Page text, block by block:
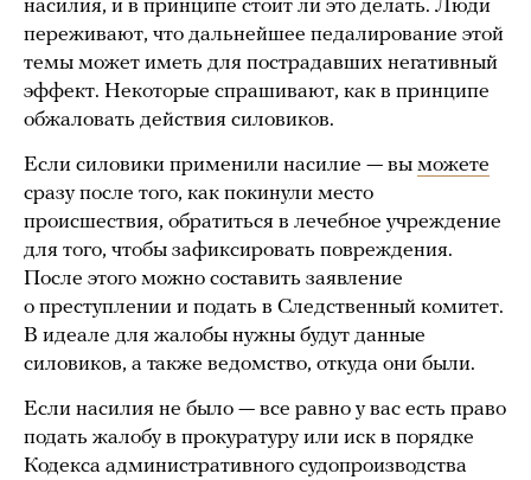
насилия, и в принципе стоит ли это делать. Люди
переживают, что дальнейшее педалирование этой
темы может иметь для пострадавших негативный
эффект. Некоторые спрашивают, как в принципе
обжаловать действия силовиков.
Если силовики применили насилие — вы можете
сразу после того, как покинули место
происшествия, обратиться в лечебное учреждение
для того, чтобы зафиксировать повреждения.
После этого можно составить заявление
о преступлении и подать в Следственный комитет.
В идеале для жалобы нужны будут данные
силовиков, а также ведомство, откуда они были.
Если насилия не было — все равно у вас есть право
подать жалобу в прокуратуру или иск в порядке
Кодекса административного судопроизводства